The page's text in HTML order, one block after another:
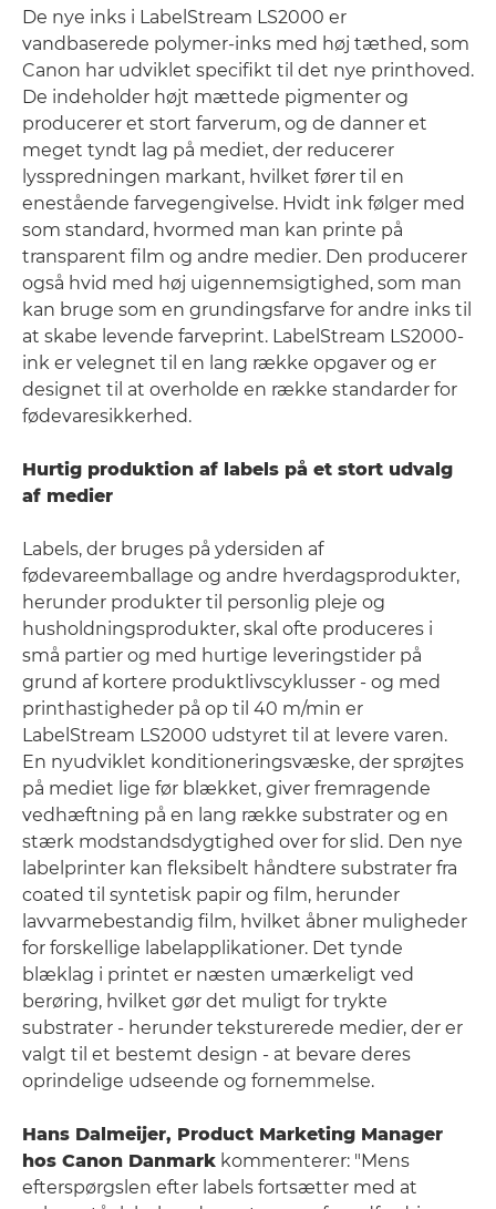
De nye inks i LabelStream LS2000 er
vandbaserede polymer-inks med høj tæthed, som
Canon har udviklet specifikt til det nye printhoved.
De indeholder højt mættede pigmenter og
producerer et stort farverum, og de danner et
meget tyndt lag på mediet, der reducerer
lysspredningen markant, hvilket fører til en
enestående farvegengivelse. Hvidt ink følger med
som standard, hvormed man kan printe på
transparent film og andre medier. Den producerer
også hvid med høj uigennemsigtighed, som man
kan bruge som en grundingsfarve for andre inks til
at skabe levende farveprint. LabelStream LS2000-
ink er velegnet til en lang række opgaver og er
designet til at overholde en række standarder for
fødevaresikkerhed.
Hurtig produktion af labels på et stort udvalg
af medier
Labels, der bruges på ydersiden af
fødevareemballage og andre hverdagsprodukter,
herunder produkter til personlig pleje og
husholdningsprodukter, skal ofte produceres i
små partier og med hurtige leveringstider på
grund af kortere produktlivscyklusser - og med
printhastigheder på op til 40 m/min er
LabelStream LS2000 udstyret til at levere varen.
En nyudviklet konditioneringsvæske, der sprøjtes
på mediet lige før blækket, giver fremragende
vedhæftning på en lang række substrater og en
stærk modstandsdygtighed over for slid. Den nye
labelprinter kan fleksibelt håndtere substrater fra
coated til syntetisk papir og film, herunder
lavvarmebestandig film, hvilket åbner muligheder
for forskellige labelapplikationer. Det tynde
blæklag i printet er næsten umærkeligt ved
berøring, hvilket gør det muligt for trykte
substrater - herunder teksturerede medier, der er
valgt til et bestemt design - at bevare deres
oprindelige udseende og fornemmelse.
Hans Dalmeijer, Product Marketing Manager
hos Canon Danmark kommenterer: "Mens
efterspørgslen efter labels fortsætter med at